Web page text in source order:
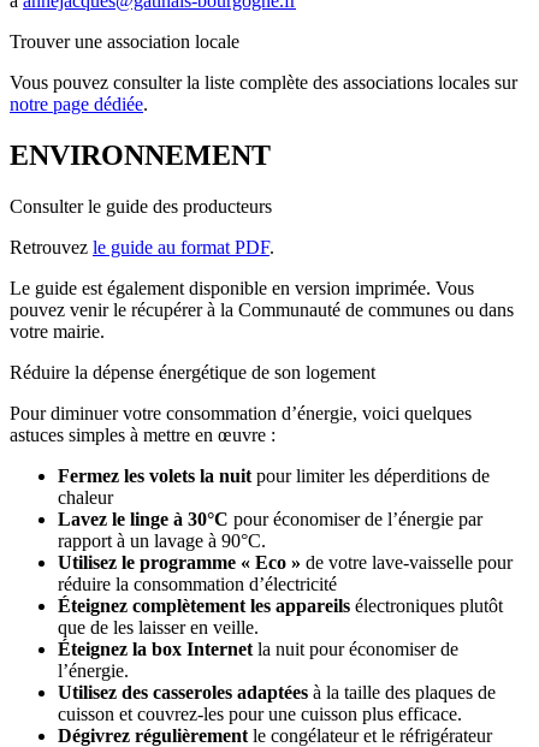
Trouver une association locale
Vous pouvez consulter la liste complète des associations locales sur
notre page dédiée.
ENVIRONNEMENT
Consulter le guide des producteurs
Retrouvez le guide au format PDF.
Le guide est également disponible en version imprimée. Vous
pouvez venir le récupérer à la Communauté de communes ou dans
votre mairie.
Réduire la dépense énergétique de son logement
Pour diminuer votre consommation d’énergie, voici quelques
astuces simples à mettre en œuvre :
Fermez les volets la nuit pour limiter les déperditions de
chaleur
Lavez le linge à 30°C pour économiser de l’énergie par
rapport à un lavage à 90°C.
Utilisez le programme « Eco » de votre lave-vaisselle pour
réduire la consommation d’électricité
Éteignez complètement les appareils électroniques plutôt
que de les laisser en veille.
Éteignez la box Internet la nuit pour économiser de
l’énergie.
Utilisez des casseroles adaptées à la taille des plaques de
cuisson et couvrez-les pour une cuisson plus efficace.
Dégivrez régulièrement le congélateur et le réfrigérateur